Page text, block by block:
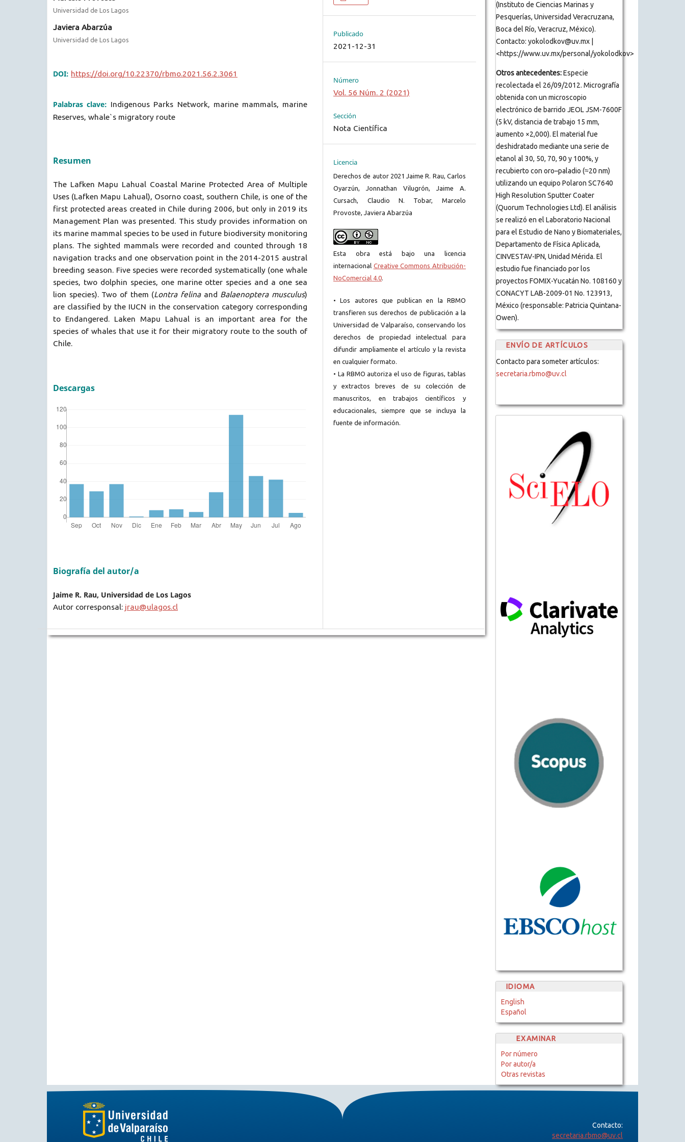
Universidad de Los Lagos
Javiera Abarzúa
Universidad de Los Lagos
DOI: https://doi.org/10.22370/rbmo.2021.56.2.3061
Palabras clave: Indigenous Parks Network, marine mammals, marine
Reserves, whale`s migratory route
Resumen
The Lafken Mapu Lahual Coastal Marine Protected Area of Multiple
Uses (Lafken Mapu Lahual), Osorno coast, southern Chile, is one of the
first protected areas created in Chile during 2006, but only in 2019 its
Management Plan was presented. This study provides information on
its marine mammal species to be used in future biodiversity monitoring
plans. The sighted mammals were recorded and counted through 18
navigation tracks and one observation point in the 2014-2015 austral
breeding season. Five species were recorded systematically (one whale
species, two dolphin species, one marine otter species and a one sea
lion species). Two of them (Lontra felinaand Balaenoptera musculus)
are classified by the IUCN in the conservation category corresponding
to Endangered. Laken Mapu Lahual is an important area for the
species of whales that use it for their migratory route to the south of
Chile.
Descargas
Biografía del autor/a
Jaime R. Rau, Universidad de Los Lagos
Autor corresponsal: jrau@ulagos.cl
Publicado
2021-12-31
Número
Vol. 56 Núm. 2 (2021)
Sección
Nota Científica
Licencia
Derechos de autor 2021 Jaime R. Rau, Carlos
Oyarzún, Jonnathan Vilugrón, Jaime A.
Cursach, Claudio N. Tobar, Marcelo
Provoste, Javiera Abarzúa
Esta obra está bajo una licencia
internacional Creative Commons Atribución-
NoComercial 4.0.
• Los autores que publican en la RBMO
transfieren sus derechos de publicación a la
Universidad de Valparaíso, conservando los
derechos de propiedad intelectual para
difundir ampliamente el artículo y la revista
en cualquier formato.
• La RBMO autoriza el uso de figuras, tablas
y extractos breves de su colección de
manuscritos, en trabajos científicos y
educacionales, siempre que se incluya la
fuente de información.
(Instituto de Ciencias Marinas y
Pesquerías, Universidad Veracruzana,
Boca del Río, Veracruz, México).
Contacto: yokolodkov@uv.mx |
<https://www.uv.mx/personal/yokolodkov>
Otros antecedentes:Especie
recolectada el 26/09/2012. Micrografía
obtenida con un microscopio
electrónico de barrido JEOL JSM-7600F
(5 kV, distancia de trabajo 15 mm,
aumento ×2,000). El material fue
deshidratado mediante una serie de
etanol al 30, 50, 70, 90 y 100%, y
recubierto con oro–paladio (≈20 nm)
utilizando un equipo Polaron SC7640
High Resolution Sputter Coater
(Quorum Technologies Ltd). El análisis
se realizó en el Laboratorio Nacional
para el Estudio de Nano y Biomateriales,
Departamento de Física Aplicada,
CINVESTAV-IPN, Unidad Mérida. El
estudio fue financiado por los
proyectos FOMIX-Yucatán No. 108160 y
CONACYT LAB-2009-01 No. 123913,
México (responsable: Patricia Quintana-
Owen).
ENVÍO DE ARTÍCULOS
Contacto para someter artículos:
secretaria.rbmo@uv.cl
IDIOMA
English
Español
EXAMINAR
Por número
Por autor/a
Otras revistas
Contacto:
secretaria.rbmo@uv.cl